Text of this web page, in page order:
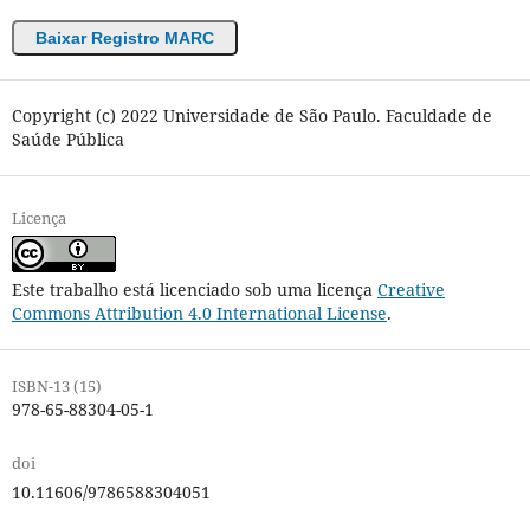
Baixar Registro MARC
Copyright (c) 2022 Universidade de São Paulo. Faculdade de
Saúde Pública
Licença
Este trabalho está licenciado sob uma licença Creative
Commons Attribution 4.0 International License.
ISBN-13 (15)
978-65-88304-05-1
doi
10.11606/9786588304051